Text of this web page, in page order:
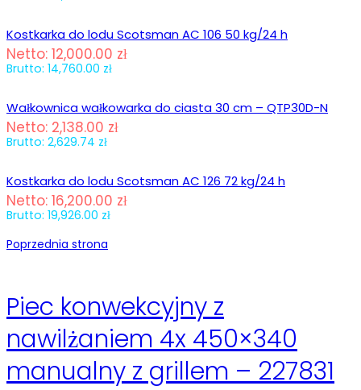
Kostkarka do lodu Scotsman AC 106 50 kg/24 h
Netto: 12,000.00 zł
Brutto: 14,760.00 zł
Wałkownica wałkowarka do ciasta 30 cm – QTP30D-N
Netto: 2,138.00 zł
Brutto: 2,629.74 zł
Kostkarka do lodu Scotsman AC 126 72 kg/24 h
Netto: 16,200.00 zł
Brutto: 19,926.00 zł
Poprzednia strona
Piec konwekcyjny z
nawilżaniem 4x 450×340
manualny z grillem – 227831